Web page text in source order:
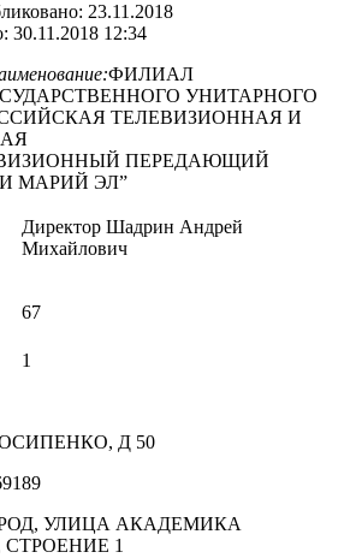
23.11.2018
30.11.2018 12:34
ФИЛИАЛ
УНИТАРНОГО
ТЕЛЕВИЗИОННАЯ И
ПЕРЕДАЮЩИЙ
МАРИЙ ЭЛ”
Директор Шадрин Андрей
Михайлович
67
1
Д 50
УЛИЦА АКАДЕМИКА
1